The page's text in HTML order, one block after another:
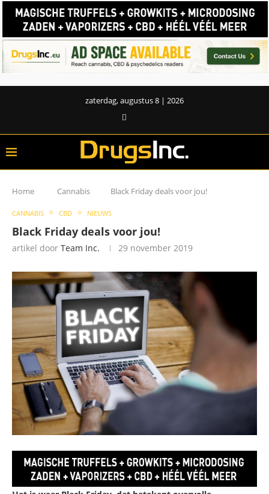
zaterdag, augustus 8 | 2026
Home Cannabis Black Friday deals voor jou!
CANNABIS CBD NIEUWS
Black Friday deals voor jou!
artikel door Team Inc. 29 november 2019